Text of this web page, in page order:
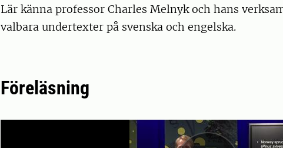
Lär känna professor Charles Melnyk och hans
valbara undertexter på svenska och engelska.
Föreläsning